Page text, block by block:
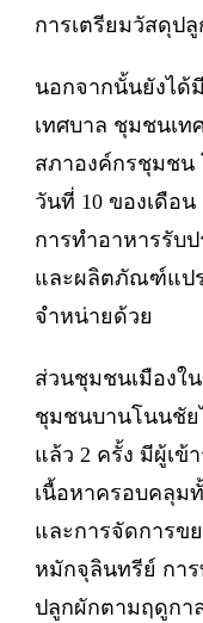
การเตรียมวัสดุป
นอกจากนั้นยังได้
เทศบาล ชุมชนเท
สภาองค์กรชุมชน
วันที่ 10 ของเดือ
การทำอาหารรับ
และผลิตภัณฑ์แป
จำหน่ายด้วย
ส่วนชุมชนเมืองใ
ชุมชนบานโนนชัย
แล้ว 2 ครั้ง มีผู้เข้
เนื้อหาครอบคลุม
และการจัดการข
หมักจุลินทรีย์ กา
ปลูกผักตามฤดูกา